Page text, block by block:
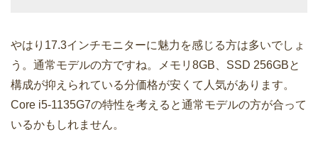
やはり17.3インチモニターに魅力を感じる方は多いでしょ
う。通常モデルの方ですね。メモリ8GB、SSD 256GBと
構成が抑えられている分価格が安くて人気があります。
Core i5-1135G7の特性を考えると通常モデルの方が合って
いるかもしれません。